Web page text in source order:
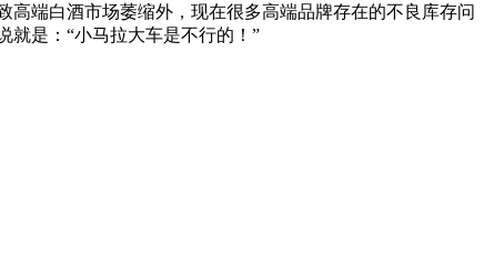
端白酒市场萎缩外，现在很多高端品牌存在的不良库存问
就是：“小马拉大车是不行的！”